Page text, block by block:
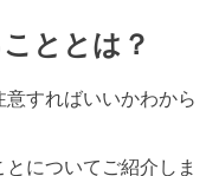
ととは？
すればいいかわから
についてご紹介しま